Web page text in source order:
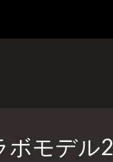
ボモデ